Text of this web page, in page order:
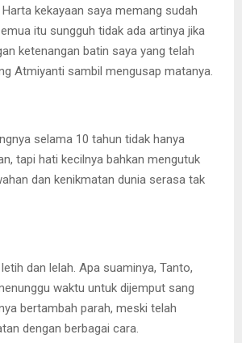
kekayaan saya memang sudah
itu sungguh tidak ada artinya jika
ketenangan batin saya yang telah
Atmiyanti sambil mengusap matanya.
selama 10 tahun tidak hanya
tapi hati kecilnya bahkan mengutuk
dan kenikmatan dunia serasa tak
dan lelah. Apa suaminya, Tanto,
waktu untuk dijemput sang
bertambah parah, meski telah
dengan berbagai cara.